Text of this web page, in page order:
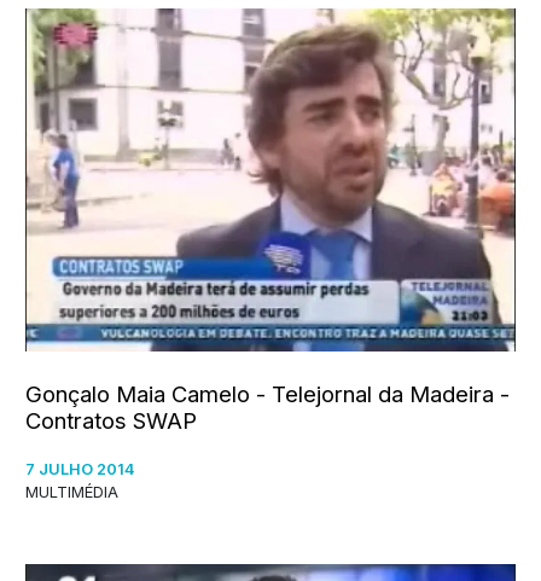
Gonçalo Maia Camelo - Telejornal da Madeira -
Contratos SWAP
7 JULHO 2014
MULTIMÉDIA